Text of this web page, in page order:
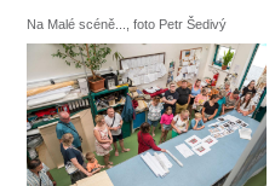
Na Malé scéně..., foto Petr Šedivý